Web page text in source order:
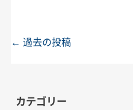
投稿ナビゲーション
← 過去の投稿
カテゴリー